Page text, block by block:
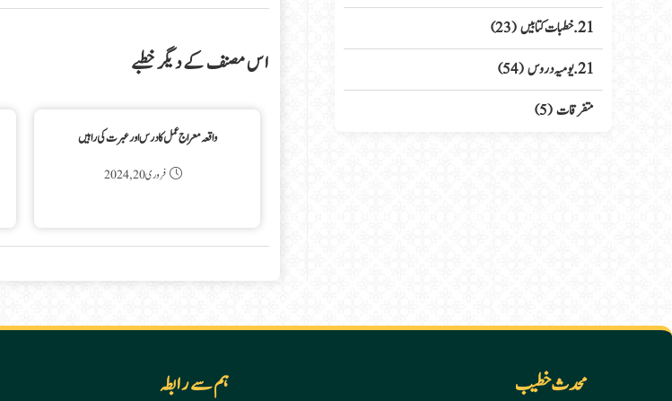
اس مصنف کے دیگر خطبے
واقعہ معراج عمل کا درس اور عبرت کی راہیں
فروری 20, 2024
21. خطبات کتابیں (23)
21. یومیہ دروس (54)
متفرقات (5)
ہم سے رابطہ محدث خطیب